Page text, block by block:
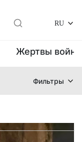
RU
Жертвы
Фильтры